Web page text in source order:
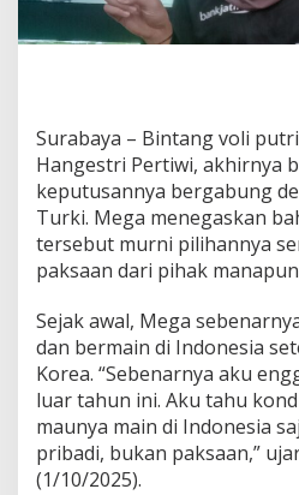
y
a
a
i
n
d
i
T
u
k
i
,
M
e
g
a
Surabaya – Bintang voli
Hangestri Pertiwi, akhirnya
keputusannya bergabung
Turki. Mega menegaskan
tersebut murni pilihannya
paksaan dari pihak
Sejak awal, Mega
dan bermain di Indonesia
Korea. “Sebenarnya aku
luar tahun ini. Aku tahu
maunya main di Indonesia
pribadi, bukan paksaan,”
(1/10/2025).